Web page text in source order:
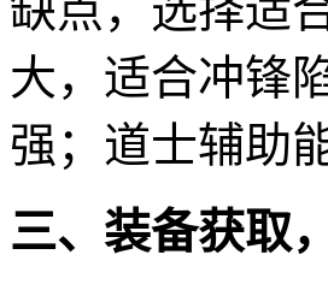
大，适合冲锋
强；道士辅助
三、装备获取